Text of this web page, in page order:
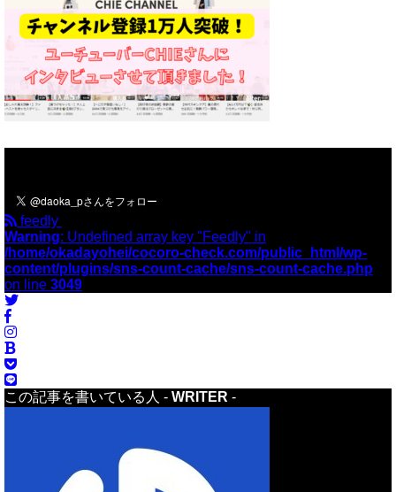
feedly
Warning: Undefined array key "Feedly" in
/home/okadayohei/cocoro-check.com/public_html/wp-
content/plugins/sns-count-cache/sns-count-cache.php
on line 3049
この記事を書いている人 - WRITER -